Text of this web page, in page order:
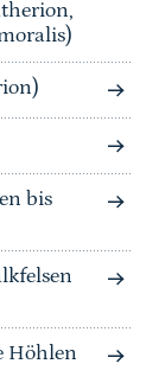
bis
Höhlen